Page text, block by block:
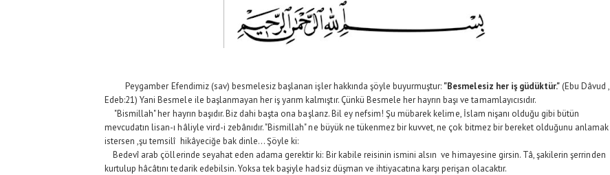
Peygamber Efendimiz (sav) besmelesiz başlanan işler hakkında şöyle buyurmuştur: "Besmelesiz her iş güdüktür." (Ebu Dâvud ,
Edeb:21) Yani Besmele ile başlanmayan her iş yarım kalmıştır. Çünkü Besmele her hayrın başı ve tamamlayıcısıdır.
"Bismillah" her hayrın başıdır. Biz dahi başta ona başlarız. Bil ey nefsim! Şu mübarek kelime, İslam nişanı olduğu gibi bütün
mevcudatın lisan-ı hâliyle vird-i zebânıdır. "Bismillah" ne büyük ne tükenmez bir kuvvet, ne çok bitmez bir bereket olduğunu anlamak
istersen ,şu temsilî hikâyeciğe bak dinle... Şöyle ki:
Bedevî arab çöllerinde seyahat eden adama gerektir ki: Bir kabile reisinin ismini alsın ve himayesine girsin. Tâ, şakilerin şerrinden
kurtulup hâcâtını tedarik edebilsin. Yoksa tek başiyle hadsiz düşman ve ihtiyacatına karşı perişan olacaktır.